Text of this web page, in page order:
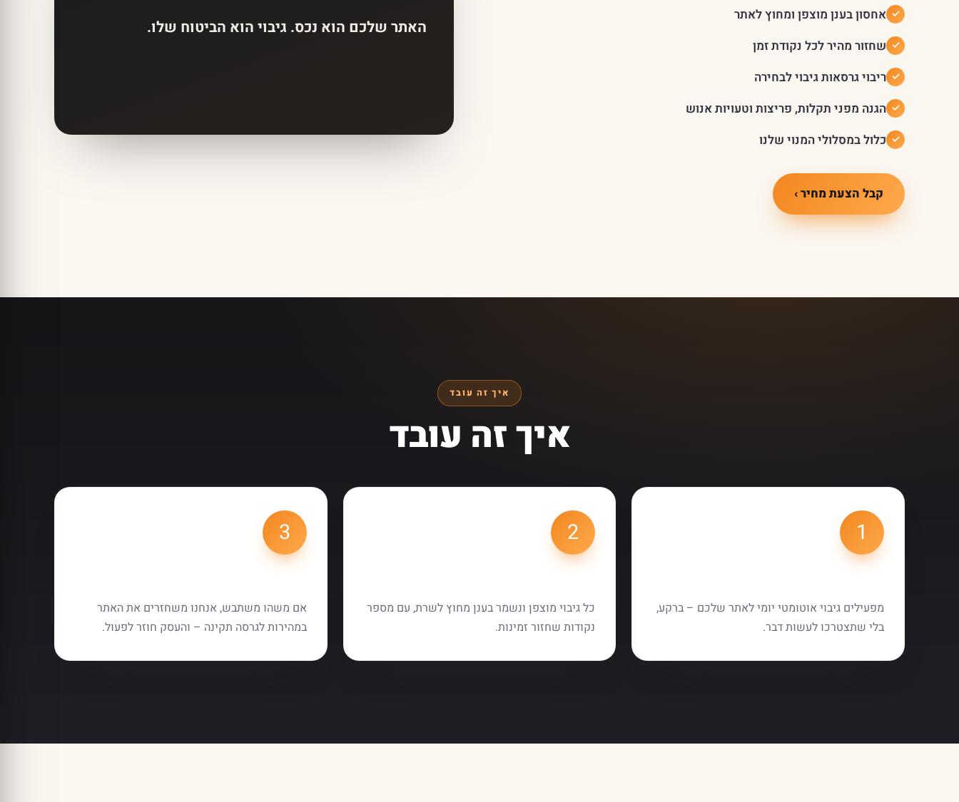
אחסון בענן מוצפן ומחוץ לאתר
שחזור מהיר לכל נקודת זמן
ריבוי גרסאות גיבוי לבחירה
הגנה מפני תקלות, פריצות וטעויות אנוש
כלול במסלולי המנוי שלנו
קבל הצעת מחיר ›
האתר שלכם הוא נכס. גיבוי הוא הביטוח שלו.
איך זה עובד
איך זה עובד
1
מפעילים גיבוי אוטומטי יומי לאתר שלכם – ברקע,
בלי שתצטרכו לעשות דבר.
2
כל גיבוי מוצפן ונשמר בענן מחוץ לשרת, עם מספר
נקודות שחזור זמינות.
3
אם משהו משתבש, אנחנו משחזרים את האתר
במהירות לגרסה תקינה – והעסק חוזר לפעול.